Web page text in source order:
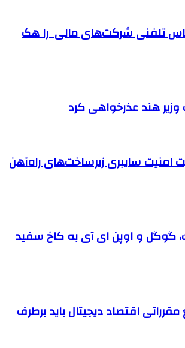
تلفنی شرکت‌های مالی را هک
وزیر هند عذرخواهی کرد
امنیت سایبری زیرساخت‌های راه‌آهن
گوگل و اوپن ای آی به کاخ سفید
اقتصاد دیجیتال باید برطرف